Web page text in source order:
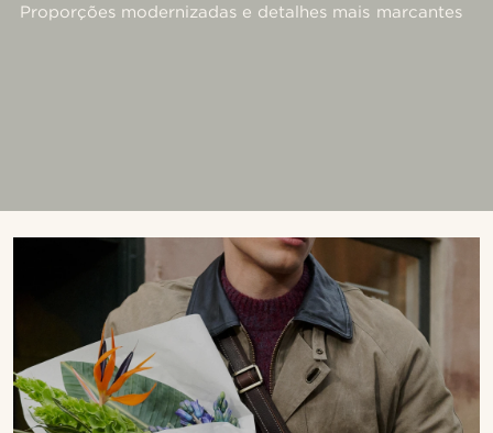
Proporções modernizadas e detalhes mais marcantes